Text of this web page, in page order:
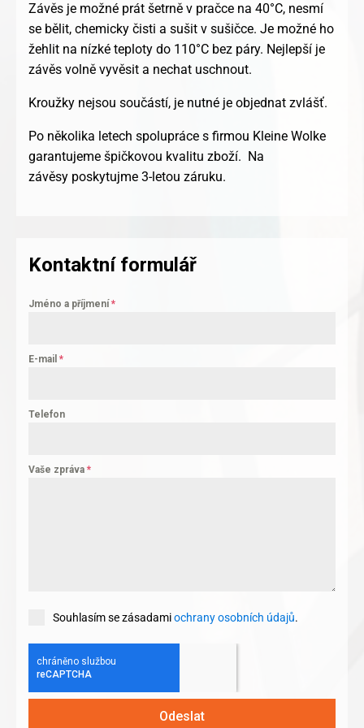
Závěs je možné prát šetrně v pračce na 40°C, nesmí
se bělit, chemicky čisti a sušit v sušičce. Je možné ho
žehlit na nízké teploty do 110°C bez páry. Nejlepší je
závěs volně vyvěsit a nechat uschnout.
Kroužky nejsou součástí, je nutné je objednat zvlášť.
Po několika letech spolupráce s firmou Kleine Wolke
garantujeme špičkovou kvalitu zboží. Na
závěsy poskytujme 3-letou záruku.
Kontaktní formulář
Jméno a příjmení*
E-mail *
Telefon
Vaše zpráva *
Souhlasím se zásadamiochrany osobních údajů.
Odeslat